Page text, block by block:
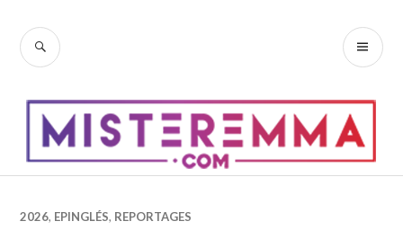
contenu
RECHERCHE
2026, EPINGLÉS, REPORTAGES